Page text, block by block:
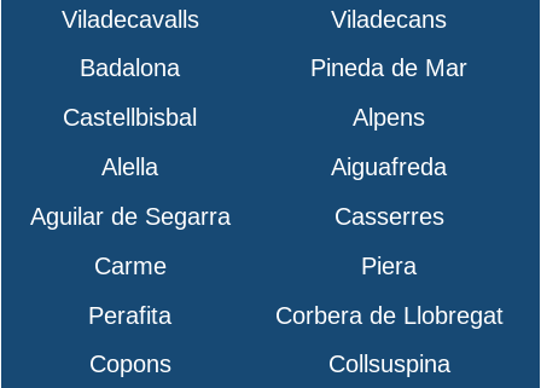
Viladecavalls
Viladecans
Badalona
Pineda de Mar
Castellbisbal
Alpens
Alella
Aiguafreda
Aguilar de Segarra
Casserres
Carme
Piera
Perafita
Corbera de Llobregat
Copons
Collsuspina